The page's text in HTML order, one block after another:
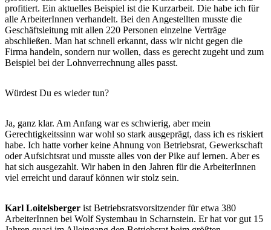
profitiert. Ein aktuelles Beispiel ist die Kurzarbeit. Die habe ich für
alle ArbeiterInnen verhandelt. Bei den Angestellten musste die
Geschäftsleitung mit allen 220 Personen einzelne Verträge
abschließen. Man hat schnell erkannt, dass wir nicht gegen die
Firma handeln, sondern nur wollen, dass es gerecht zugeht und zum
Beispiel bei der Lohnverrechnung alles passt.
Würdest Du es wieder tun?
Ja, ganz klar. Am Anfang war es schwierig, aber mein
Gerechtigkeitssinn war wohl so stark ausgeprägt, dass ich es riskiert
habe. Ich hatte vorher keine Ahnung von Betriebsrat, Gewerkschaft
oder Aufsichtsrat und musste alles von der Pike auf lernen. Aber es
hat sich ausgezahlt. Wir haben in den Jahren für die ArbeiterInnen
viel erreicht und darauf können wir stolz sein.
Karl Loitelsberger ist Betriebsratsvorsitzender für etwa 380
ArbeiterInnen bei Wolf Systembau in Scharnstein. Er hat vor gut 15